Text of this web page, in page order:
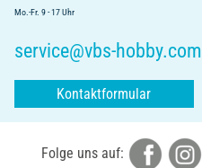
Mo.-Fr. 9 - 17 Uhr
service@vbs-hobby.com
Kontaktformular
Folge uns auf: